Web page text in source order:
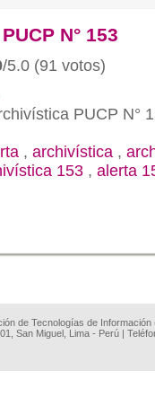
N° 153
/5.0 (91 votos)
PUCP N°
, archivística ,
153 , alerta
de Tecnologías de
San Miguel, Lima - Perú |